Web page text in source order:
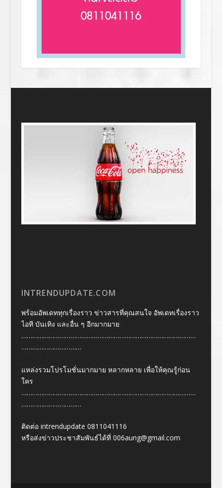
INTRENDUPDATE.COM
พร้อมอัพเดททุกเรื่องราว ข่าวสารที่คุณสนใจ อัพเดทเรื่องราว
ไอที บันเทิง และอื่น ๆ อีกมากมาย
……………………………………………………………………………………
……………………………
แหล่งรวมโปรโมชั่นมากมาย หลากหลาย เพื่อให้คุณรู้ก่อน
ใคร
……………………………………………………………………………………
……………………………
ติดต่อ intrendupdate 0811041116
หรือส่งข่าวประชาสัมพันธ์ได้ที่ 006aung@gmail.com